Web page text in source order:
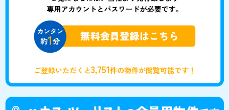
ご登録いただくと3,751件の物件が閲覧可能です！